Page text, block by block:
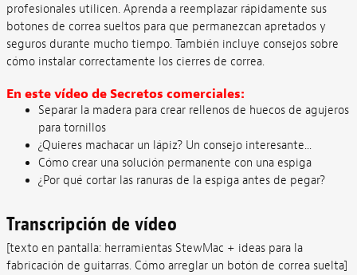
profesionales utilicen. Aprenda a reemplazar rápidamente sus
botones de correa sueltos para que permanezcan apretados y
seguros durante mucho tiempo. También incluye consejos sobre
cómo instalar correctamente los cierres de correa.
En este vídeo de Secretos comerciales:
Separar la madera para crear rellenos de huecos de agujeros
para tornillos
¿Quieres machacar un lápiz? Un consejo interesante...
Cómo crear una solución permanente con una espiga
¿Por qué cortar las ranuras de la espiga antes de pegar?
Transcripción de vídeo
[texto en pantalla: herramientas StewMac + ideas para la
fabricación de guitarras. Cómo arreglar un botón de correa suelta]